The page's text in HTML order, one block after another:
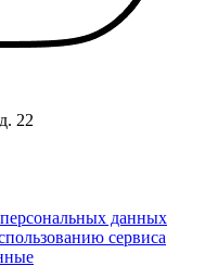
22
данных
сервиса